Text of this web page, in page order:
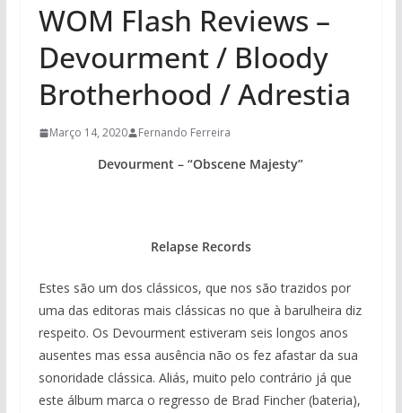
WOM Flash Reviews –
Devourment / Bloody
Brotherhood / Adrestia
Março 14, 2020 Fernando Ferreira
Devourment – “Obscene Majesty”
Relapse Records
Estes são um dos clássicos, que nos são trazidos por
uma das editoras mais clássicas no que à barulheira diz
respeito. Os Devourment estiveram seis longos anos
ausentes mas essa ausência não os fez afastar da sua
sonoridade clássica. Aliás, muito pelo contrário já que
este álbum marca o regresso de Brad Fincher (bateria),